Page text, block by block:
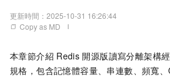
更新時間： 2025-10-31 16:26:44
Copy as MD
本章節介紹 Redis 開源版讀寫分離架構
規格，包含記憶體容量、串連數、頻寬